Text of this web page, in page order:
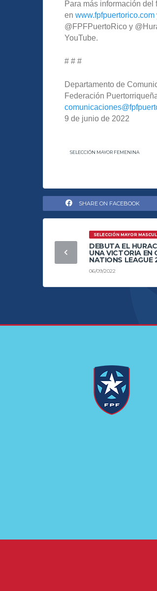
Para más información
en www.fpfpuertorico.com
@FPFPuertoRico y
YouTube.
# # #
Departamento de
Federación
9 de junio de 2022
SELECCIÓN MAYOR FEMENINA
SHARE ON FACEBOOK
SELECCIÓN MAYOR
DEBUTA EL
UNA VICTORIA EN
NATIONS LEAGUE
06/09/2022